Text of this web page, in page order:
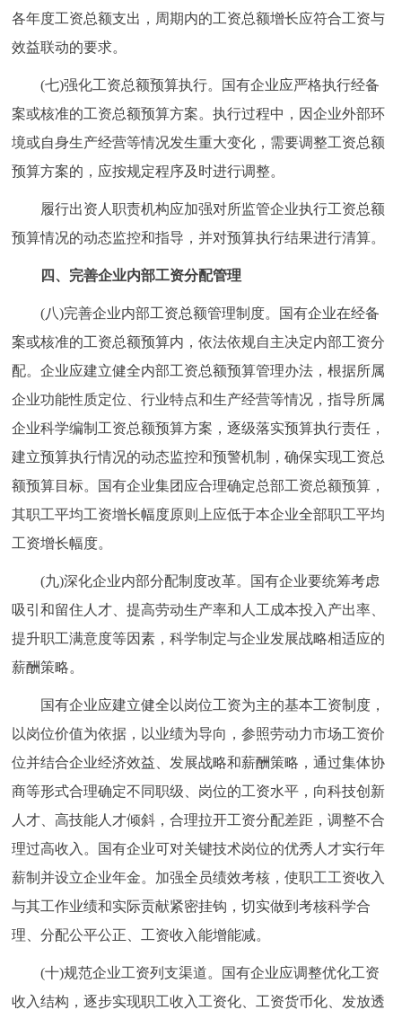
各年度工资总额支出，周期内的工资总额增长应符合工资与
效益联动的要求。
(七)强化工资总额预算执行。国有企业应严格执行经备
案或核准的工资总额预算方案。执行过程中，因企业外部环
境或自身生产经营等情况发生重大变化，需要调整工资总额
预算方案的，应按规定程序及时进行调整。
履行出资人职责机构应加强对所监管企业执行工资总额
预算情况的动态监控和指导，并对预算执行结果进行清算。
四、完善企业内部工资分配管理
(八)完善企业内部工资总额管理制度。国有企业在经备
案或核准的工资总额预算内，依法依规自主决定内部工资分
配。企业应建立健全内部工资总额预算管理办法，根据所属
企业功能性质定位、行业特点和生产经营等情况，指导所属
企业科学编制工资总额预算方案，逐级落实预算执行责任，
建立预算执行情况的动态监控和预警机制，确保实现工资总
额预算目标。国有企业集团应合理确定总部工资总额预算，
其职工平均工资增长幅度原则上应低于本企业全部职工平均
工资增长幅度。
(九)深化企业内部分配制度改革。国有企业要统筹考虑
吸引和留住人才、提高劳动生产率和人工成本投入产出率、
提升职工满意度等因素，科学制定与企业发展战略相适应的
薪酬策略。
国有企业应建立健全以岗位工资为主的基本工资制度，
以岗位价值为依据，以业绩为导向，参照劳动力市场工资价
位并结合企业经济效益、发展战略和薪酬策略，通过集体协
商等形式合理确定不同职级、岗位的工资水平，向科技创新
人才、高技能人才倾斜，合理拉开工资分配差距，调整不合
理过高收入。国有企业可对关键技术岗位的优秀人才实行年
薪制并设立企业年金。加强全员绩效考核，使职工工资收入
与其工作业绩和实际贡献紧密挂钩，切实做到考核科学合
理、分配公平公正、工资收入能增能减。
(十)规范企业工资列支渠道。国有企业应调整优化工资
收入结构，逐步实现职工收入工资化、工资货币化、发放透